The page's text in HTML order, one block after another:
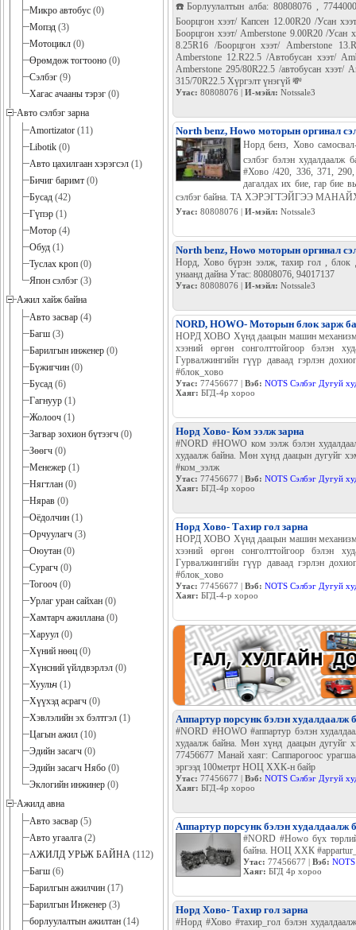
Микро автобус (0)
Мопэд (3)
Мотоцикл (0)
Өрөмдөж тогтооно (0)
Сэлбэг (9)
Хагас ачааны тэрэг (0)
Авто сэлбэг зарна
Amortizator (11)
Libotik (0)
Авто цахилгаан хэрэгсэл (1)
Бичиг баримт (0)
Бусад (42)
Гүпэр (1)
Мотор (4)
Обуд (1)
Туслах кроп (0)
Япон сэлбэг (3)
Ажил хайж байна
Авто засвар (4)
Багш (3)
Барилгын инженер (0)
Бүжигчин (0)
Бусад (6)
Гагнуур (1)
Жолооч (1)
Загвар зохион бүтээгч (0)
Зөөгч (0)
Менежер (1)
Нягтлан (0)
Нярав (0)
Оёдолчин (1)
Орчуулагч (3)
Оюутан (0)
Сурагч (0)
Тогооч (0)
Урлаг уран сайхан (0)
Хамтарч ажиллана (0)
Харуул (0)
Хүний нөөц (0)
Хүнсний үйлдвэрлэл (0)
Хуульч (1)
Хүүхэд асрагч (0)
Хэвлэлийн эх бэлтгэл (1)
Цагын ажил (10)
Эдийн засагч (0)
Эдийн засагч Нябо (0)
Эклогийн инжинер (0)
Ажилд авна
Авто засвар (5)
Авто угаалга (2)
АЖИЛД УРЬЖ БАЙНА (112)
Багш (6)
Барилгын ажилчин (17)
Барилгын Инженер (3)
борлуулалтын ажилтан (14)
☎️Борлуулалтын алба: 80808076 ,
Боорцгон хээт/ Капсен 12.00R20 /Усан
Боорцгон хээт/ Amberstone 9.00R20 /Усан
8.25R16 /Боорцгон хээт/ Amberstone
Amberstone 12.R22.5 /Автобусан хээт/
Amberstone 295/80R22.5 /автобусан хээт/
315/70R22.5 Хүргэлт үнэгүй 💸
Утас: 80808076 | И-мэйл: Notssale3
North benz, Howo моторын оргинал
Норд бенз, Хово
сэлбэг бэлэн
#Хово /420, 336, 371,
дагалдах их бие, гар бие
сэлбэг байна. ТА ХЭРЭГТЭЙГЭЭ
Утас: 80808076 | И-мэйл: Notssale3
North benz, Howo моторын оргинал
Норд, Хово бүрэн ээлж, тахир гол , блок
унаанд дайна Утас: 80808076, 94017137
Утас: 80808076 | И-мэйл: Notssale3
NORD, HOWO- Моторын блок зарж
НОРД ХОВО Хүнд даацын машин
хээний өргөн сонголттойгоор бэлэн
Гурвалжингийн гүүр даваад гэрлэн
#блок_хово
Утас: 77456677 | Вэб: NOTS Сэлбэг Дугуй
Хаяг: БГД-4р хороо
Норд Хово- Ком ээлж зарна
#NORD #HOWO ком ээлж бэлэн
худаалж байна. Мөн хүнд даацын дугуйг
#ком_ээлж
Утас: 77456677 | Вэб: NOTS Сэлбэг Дугуй
Хаяг: БГД-4р хороо
Норд Хово- Тахир гол зарна
НОРД ХОВО Хүнд даацын машин
хээний өргөн сонголттойгоор бэлэн
Гурвалжингийн гүүр даваад гэрлэн
#блок_хово
Утас: 77456677 | Вэб: NOTS Сэлбэг Дугуй
Хаяг: БГД-4-р хороо
Аппартур порсунк бэлэн худалдаалж
#NORD #HOWO #аппартур бэлэн
худаалж байна. Мөн хүнд даацын дугуйг
77456677 Манай хаяг: Саппарогоос
эргээд 100метрт НОЦ ХХК-н байр
Утас: 77456677 | Вэб: NOTS Сэлбэг Дугуй
Хаяг: БГД-4р хороо
Аппартур порсунк бэлэн худалдаалж
#NORD #Howo бүх
байна. НОЦ ХХК
Утас: 77456677 | Вэб:
Хаяг: БГД 4р хороо
Норд Хово- Тахир гол зарна
#Норд #Хово #тахир_гол бэлэн